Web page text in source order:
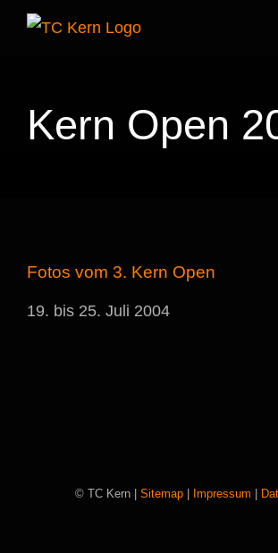
Zum
Kern Open
Fotos vom 3. Kern Open
19. bis 25. Juli 2004
© TC Kern | Sitemap| Impressum